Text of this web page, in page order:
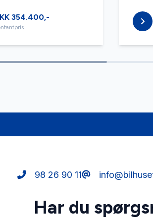
354.400,-
98 26 90 11
Har du